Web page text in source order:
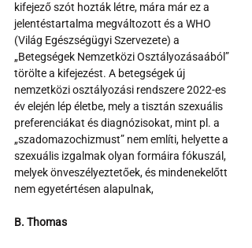
kifejező szót hozták létre, mára már ez a
jelentéstartalma megváltozott és a WHO
(Világ Egészségügyi Szervezete) a
„Betegségek Nemzetközi Osztályozásaából”
törölte a kifejezést. A betegségek új
nemzetközi osztályozási rendszere 2022-es
év elején lép életbe, mely a tisztán szexuális
preferenciákat és diagnózisokat, mint pl. a
„szadomazochizmust” nem említi, helyette a
szexuális izgalmak olyan formáira fókuszál,
melyek önveszélyeztetőek, és mindenekelőtt
nem egyetértésen alapulnak,
B. Thomas